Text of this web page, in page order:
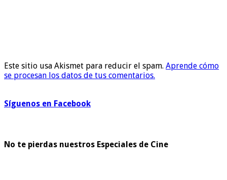
Este sitio usa Akismet para reducir el spam. Aprende cómo
se procesan los datos de tus comentarios.
Síguenos en Facebook
No te pierdas nuestros Especiales de Cine